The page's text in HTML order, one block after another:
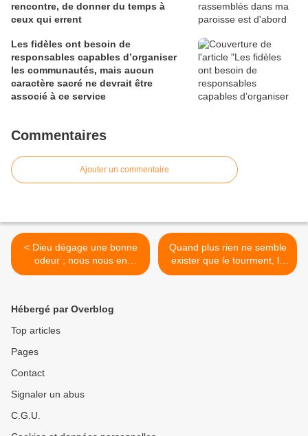
rencontre, de donner du temps à
ceux qui errent
Les fidèles ont besoin de
responsables capables d’organiser
les communautés, mais aucun
caractère sacré ne devrait être
associé à ce service
Commentaires
Ajouter un commentaire
< Dieu dégage une bonne
odeur ; nous nous en
imprégnons ; le disciple
source de bonne odeur
Quand plus rien ne semble
exister que le tourment, la
désespérance et même le
Hébergé par Overblog
Top articles
Pages
Contact
Signaler un abus
C.G.U.